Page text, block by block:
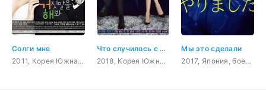
Солги мне
2011, Корея Южная, комедия, романтика
Что случилось с секретарём Ким?
2018, Корея Южная, бизнес, комедия, романтика
Мы это сделали
2017, Япония, боевик, триллер, комедия, драма